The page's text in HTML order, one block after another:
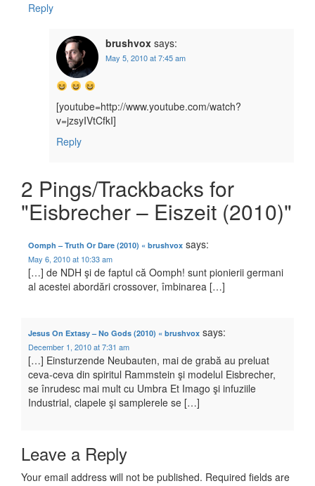
Reply
brushvox says:
May 5, 2010 at 7:45 am
[youtube=http://www.youtube.com/watch?
v=jzsyIVtCfkI]
Reply
2 Pings/Trackbacks for
"Eisbrecher – Eiszeit (2010)"
Oomph – Truth Or Dare (2010) « brushvox says:
May 6, 2010 at 10:33 am
[…] de NDH şi de faptul că Oomph! sunt pionierii germani
al acestei abordări crossover, îmbinarea […]
Jesus On Extasy – No Gods (2010) « brushvox says:
December 1, 2010 at 7:31 am
[…] Einsturzende Neubauten, mai de grabă au preluat
ceva-ceva din spiritul Rammstein şi modelul Eisbrecher,
se înrudesc mai mult cu Umbra Et Imago şi infuziile
Industrial, clapele şi samplerele se […]
Leave a Reply
Your email address will not be published. Required fields are